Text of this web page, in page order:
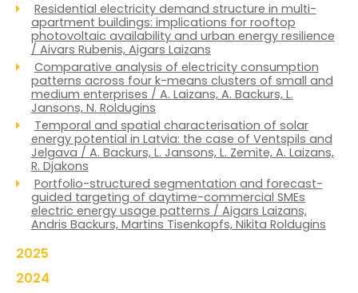
Residential electricity demand structure in multi-
apartment buildings: implications for rooftop
photovoltaic availability and urban energy resilience
/ Aivars Rubenis, Aigars Laizans
Comparative analysis of electricity consumption
patterns across four k-means clusters of small and
medium enterprises / A. Laizans, A. Backurs, L.
Jansons, N. Roldugins
Temporal and spatial characterisation of solar
energy potential in Latvia: the case of Ventspils and
Jelgava / A. Backurs, L. Jansons, L. Zemite, A. Laizans,
R. Djakons
Portfolio-structured segmentation and forecast-
guided targeting of daytime-commercial SMEs
electric energy usage patterns / Aigars Laizans,
Andris Backurs, Martins Tisenkopfs, Nikita Roldugins
2025
2024